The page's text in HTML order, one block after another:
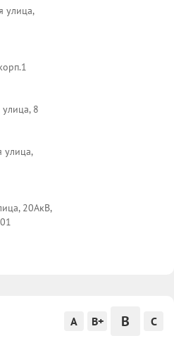
улица,
улица, 8
улица,
20АкВ,
A B+ B C